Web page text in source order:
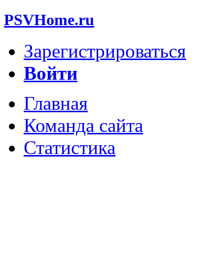
PSVHome.ru
Зарегистрироваться
Войти
Главная
Команда сайта
Статистика